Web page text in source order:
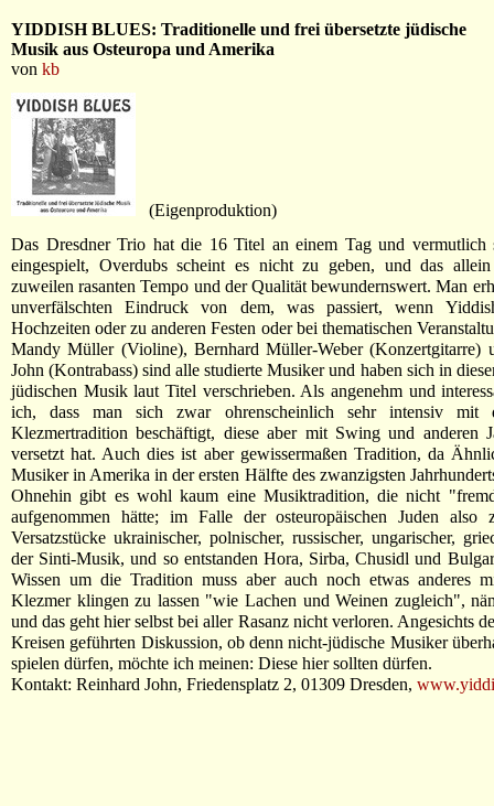
YIDDISH BLUES: Traditionelle und frei übersetzte jüdische
Musik aus Osteuropa und Amerika
von kb
(Eigenproduktion)
Das Dresdner Trio hat die 16 Titel an einem Tag und vermutlich
eingespielt, Overdubs scheint es nicht zu geben, und das
zuweilen rasanten Tempo und der Qualität bewundernswert. Man
unverfälschten Eindruck von dem, was passiert, wenn
Hochzeiten oder zu anderen Festen oder bei thematischen
Mandy Müller (Violine), Bernhard Müller-Weber (Konzertgitarre)
John (Kontrabass) sind alle studierte Musiker und haben sich in
jüdischen Musik laut Titel verschrieben. Als angenehm und
ich, dass man sich zwar ohrenscheinlich sehr intensiv mit
Klezmertradition beschäftigt, diese aber mit Swing und anderen
versetzt hat. Auch dies ist aber gewissermaßen Tradition, da
Musiker in Amerika in der ersten Hälfte des zwanzigsten
Ohnehin gibt es wohl kaum eine Musiktradition, die nicht
aufgenommen hätte; im Falle der osteuropäischen Juden also
Versatzstücke ukrainischer, polnischer, russischer, ungarischer,
der Sinti-Musik, und so entstanden Hora, Sirba, Chusidl und
Wissen um die Tradition muss aber auch noch etwas anderes
Klezmer klingen zu lassen "wie Lachen und Weinen zugleich",
und das geht hier selbst bei aller Rasanz nicht verloren. Angesichts
Kreisen geführten Diskussion, ob denn nicht-jüdische Musiker
spielen dürfen, möchte ich meinen: Diese hier sollten dürfen.
Kontakt: Reinhard John, Friedensplatz 2, 01309 Dresden,